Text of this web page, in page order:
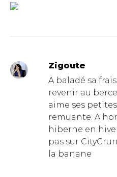
Zigoute
A baladé sa
revenir au
aime ses
remuante. A
hiberne en
pas sur
la banane